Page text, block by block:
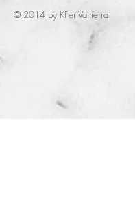
© 2014 by KFer Valtierra